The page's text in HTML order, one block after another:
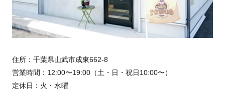
住所：千葉県山武市成東662-8
営業時間：12:00〜19:00（土・日・祝日10:00〜）
定休日：火・水曜